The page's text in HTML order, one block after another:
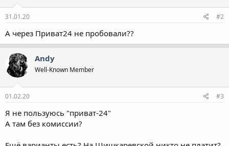
31.01.20 #2
А через Приват24 не пробовали??
Andy
Well-Known Member
01.02.20 #3
Я не пользуюсь "приват-24"
А там без комиссии?